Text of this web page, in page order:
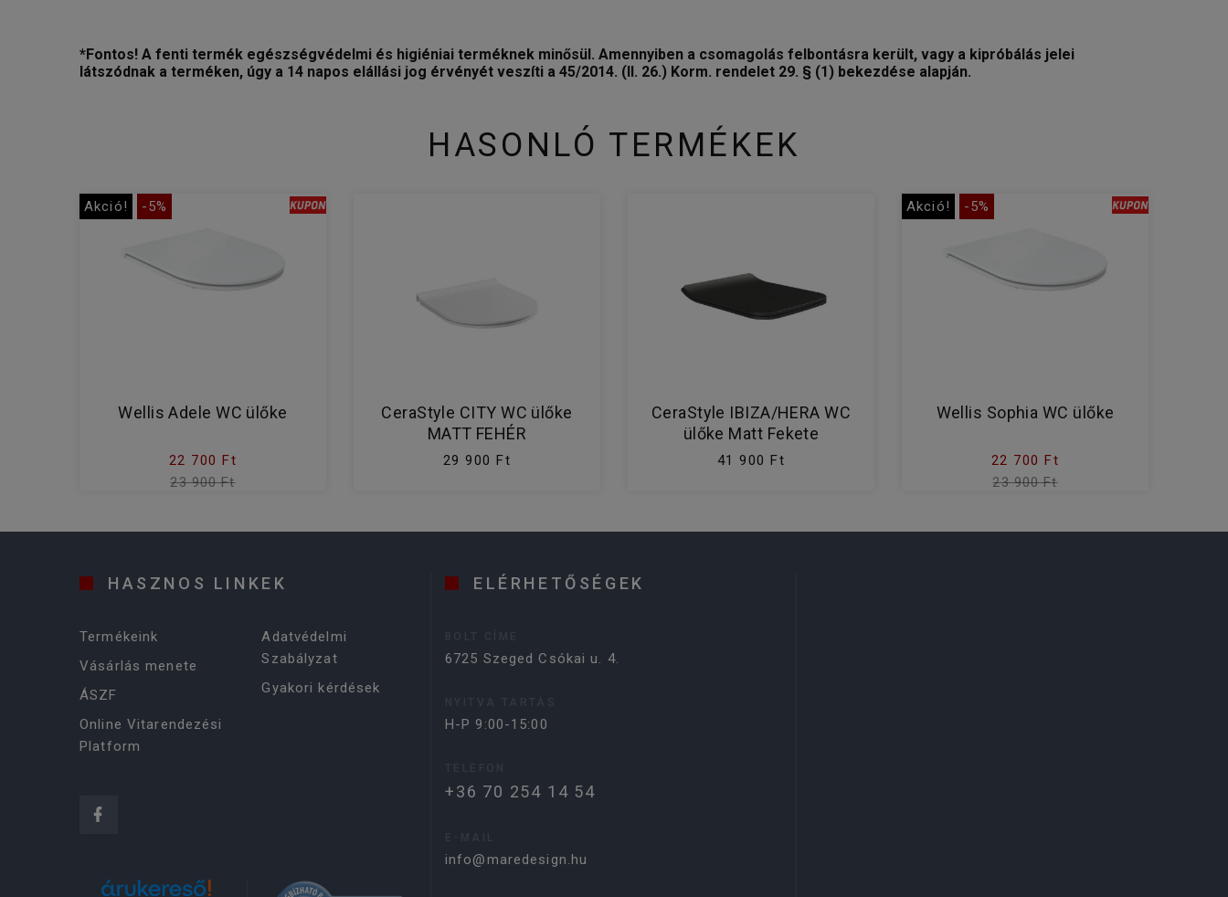
*Fontos! A fenti termék egészségvédelmi és higiéniai terméknek minősül. Amennyiben a csomagolás felbontásra került, vagy a kipróbálás jelei
látszódnak a terméken, úgy a 14 napos elállási jog érvényét veszíti a 45/2014. (II. 26.) Korm. rendelet 29. § (1) bekezdése alapján.
HASONLÓ TERMÉKEK
Akció! -5%
Wellis Adele WC ülőke
22 700 Ft
23 900 Ft
CeraStyle CITY WC ülőke
MATT FEHÉR
29 900 Ft
CeraStyle IBIZA/HERA WC
ülőke Matt Fekete
41 900 Ft
Akció! -5%
Wellis Sophia WC ülőke
22 700 Ft
23 900 Ft
HASZNOS LINKEK
Termékeink
Vásárlás menete
ÁSZF
Online Vitarendezési
Platform
Adatvédelmi
Szabályzat
Gyakori kérdések
ELÉRHETŐSÉGEK
6725 Szeged Csókai u. 4.
H-P 9:00-15:00
+36 70 254 14 54
info@maredesign.hu